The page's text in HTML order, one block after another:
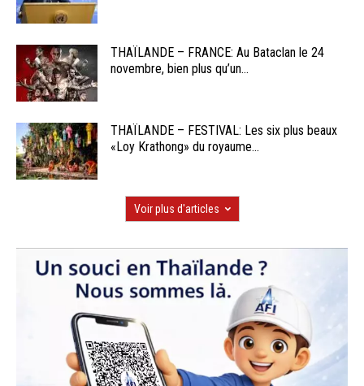
THAÏLANDE – FRANCE: Au Bataclan le 24
novembre, bien plus qu’un...
THAÏLANDE – FESTIVAL: Les six plus beaux
«Loy Krathong» du royaume...
Voir plus d'articles